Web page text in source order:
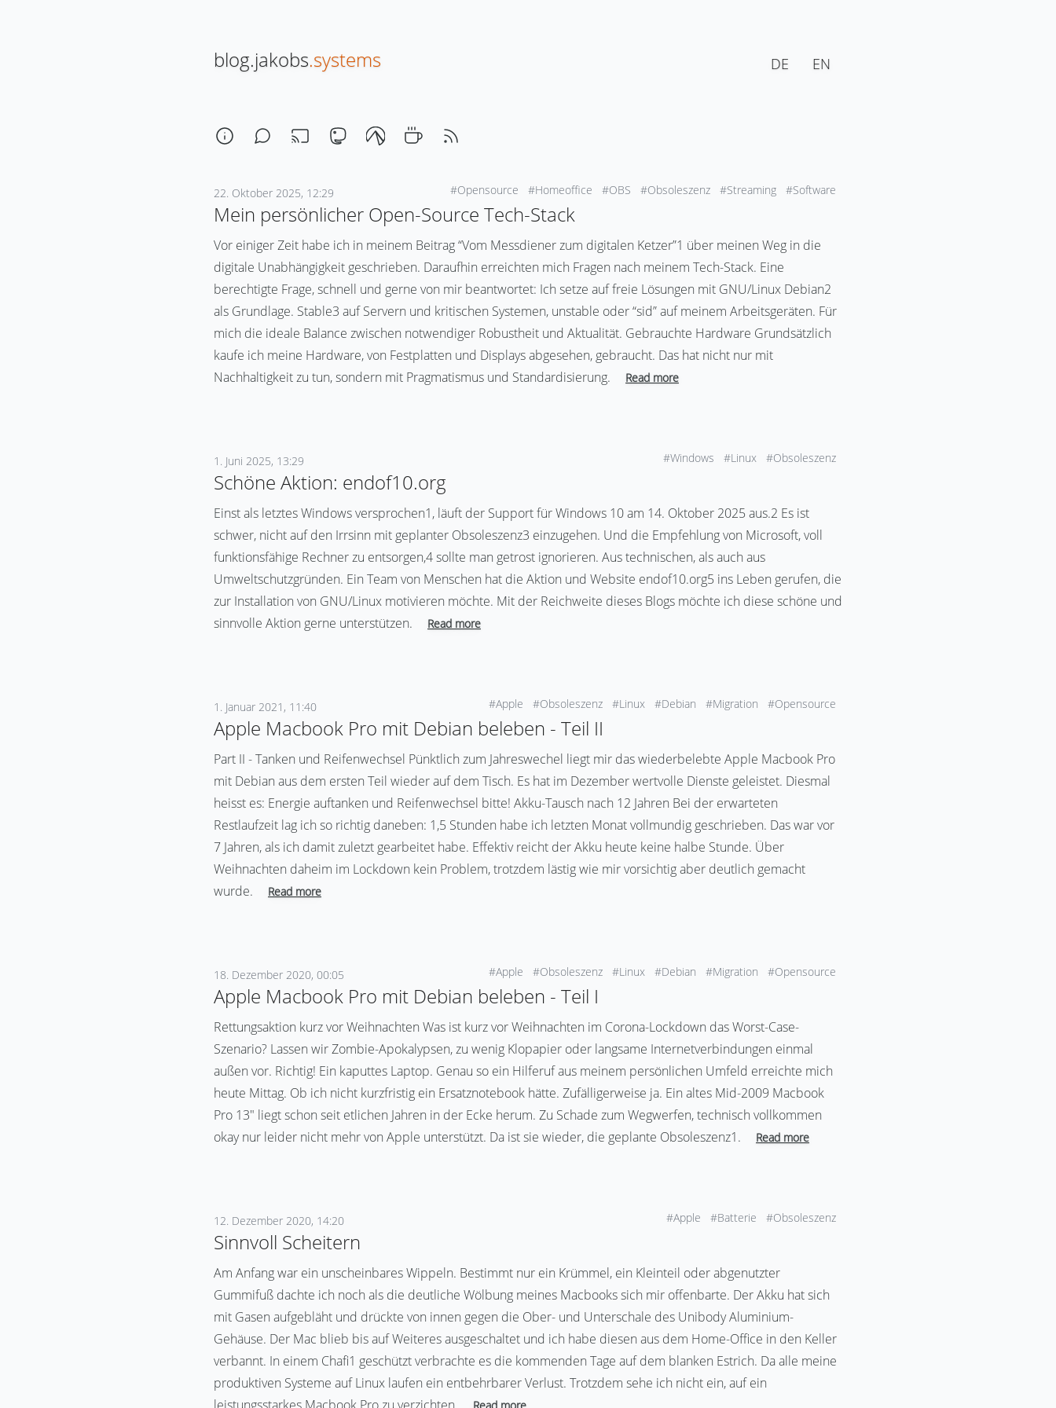
blog.jakobs.systems DE EN
#Opensource #Homeoffice #OBS #Obsoleszenz #Streaming #Software
22. Oktober 2025, 12:29
Mein persönlicher Open-Source Tech-Stack
Vor einiger Zeit habe ich in meinem Beitrag “Vom Messdiener zum digitalen Ketzer”1 über meinen Weg in die
digitale Unabhängigkeit geschrieben. Daraufhin erreichten mich Fragen nach meinem Tech-Stack. Eine
berechtigte Frage, schnell und gerne von mir beantwortet: Ich setze auf freie Lösungen mit GNU/Linux Debian2
als Grundlage. Stable3 auf Servern und kritischen Systemen, unstable oder “sid” auf meinem Arbeitsgeräten. Für
mich die ideale Balance zwischen notwendiger Robustheit und Aktualität. Gebrauchte Hardware Grundsätzlich
kaufe ich meine Hardware, von Festplatten und Displays abgesehen, gebraucht. Das hat nicht nur mit
Nachhaltigkeit zu tun, sondern mit Pragmatismus und Standardisierung.
Read more
#Windows #Linux #Obsoleszenz
1. Juni 2025, 13:29
Schöne Aktion: endof10.org
Einst als letztes Windows versprochen1, läuft der Support für Windows 10 am 14. Oktober 2025 aus.2 Es ist
schwer, nicht auf den Irrsinn mit geplanter Obsoleszenz3 einzugehen. Und die Empfehlung von Microsoft, voll
funktionsfähige Rechner zu entsorgen,4 sollte man getrost ignorieren. Aus technischen, als auch aus
Umweltschutzgründen. Ein Team von Menschen hat die Aktion und Website endof10.org5 ins Leben gerufen, die
zur Installation von GNU/Linux motivieren möchte. Mit der Reichweite dieses Blogs möchte ich diese schöne und
sinnvolle Aktion gerne unterstützen.
Read more
#Apple #Obsoleszenz #Linux #Debian #Migration #Opensource
1. Januar 2021, 11:40
Apple Macbook Pro mit Debian beleben - Teil II
Part II - Tanken und Reifenwechsel Pünktlich zum Jahreswechel liegt mir das wiederbelebte Apple Macbook Pro
mit Debian aus dem ersten Teil wieder auf dem Tisch. Es hat im Dezember wertvolle Dienste geleistet. Diesmal
heisst es: Energie auftanken und Reifenwechsel bitte! Akku-Tausch nach 12 Jahren Bei der erwarteten
Restlaufzeit lag ich so richtig daneben: 1,5 Stunden habe ich letzten Monat vollmundig geschrieben. Das war vor
7 Jahren, als ich damit zuletzt gearbeitet habe. Effektiv reicht der Akku heute keine halbe Stunde. Über
Weihnachten daheim im Lockdown kein Problem, trotzdem lästig wie mir vorsichtig aber deutlich gemacht
wurde.
Read more
#Apple #Obsoleszenz #Linux #Debian #Migration #Opensource
18. Dezember 2020, 00:05
Apple Macbook Pro mit Debian beleben - Teil I
Rettungsaktion kurz vor Weihnachten Was ist kurz vor Weihnachten im Corona-Lockdown das Worst-Case-
Szenario? Lassen wir Zombie-Apokalypsen, zu wenig Klopapier oder langsame Internetverbindungen einmal
außen vor. Richtig! Ein kaputtes Laptop. Genau so ein Hilferuf aus meinem persönlichen Umfeld erreichte mich
heute Mittag. Ob ich nicht kurzfristig ein Ersatznotebook hätte. Zufälligerweise ja. Ein altes Mid-2009 Macbook
Pro 13" liegt schon seit etlichen Jahren in der Ecke herum. Zu Schade zum Wegwerfen, technisch vollkommen
okay nur leider nicht mehr von Apple unterstützt. Da ist sie wieder, die geplante Obsoleszenz1.
Read more
#Apple #Batterie #Obsoleszenz
12. Dezember 2020, 14:20
Sinnvoll Scheitern
Am Anfang war ein unscheinbares Wippeln. Bestimmt nur ein Krümmel, ein Kleinteil oder abgenutzter
Gummifuß dachte ich noch als die deutliche Wölbung meines Macbooks sich mir offenbarte. Der Akku hat sich
mit Gasen aufgebläht und drückte von innen gegen die Ober- und Unterschale des Unibody Aluminium-
Gehäuse. Der Mac blieb bis auf Weiteres ausgeschaltet und ich habe diesen aus dem Home-Office in den Keller
verbannt. In einem Chafi1 geschützt verbrachte es die kommenden Tage auf dem blanken Estrich. Da alle meine
produktiven Systeme auf Linux laufen ein entbehrbarer Verlust. Trotzdem sehe ich nicht ein, auf ein